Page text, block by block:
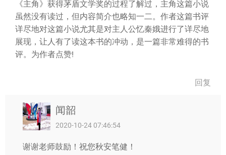
《主角》获得茅盾文学奖的过程了解过，主角这篇小说
虽然没有读过，但内容简介也略知一二。作者这篇书评
详尽地对这篇小说尤其是对主人公忆秦娥进行了详尽地
展现，让人有了读这本书的冲动，是一篇非常难得的书
评。为作者点赞!
回复
闻韶
2020-10-24 07:46:54
谢谢老师鼓励！祝您秋安笔健！